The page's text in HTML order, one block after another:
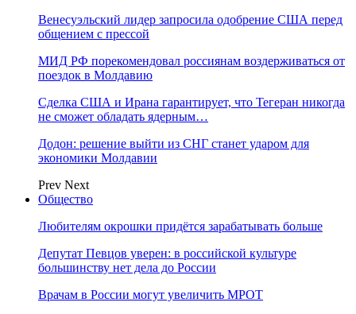
Венесуэльский лидер запросила одобрение США перед
общением с прессой
МИД РФ порекомендовал россиянам воздерживаться от
поездок в Молдавию
Сделка США и Ирана гарантирует, что Тегеран никогда
не сможет обладать ядерным…
Додон: решение выйти из СНГ станет ударом для
экономики Молдавии
Prev Next
Общество
Любителям окрошки придётся зарабатывать больше
Депутат Певцов уверен: в российской культуре
большинству нет дела до России
Врачам в России могут увеличить МРОТ